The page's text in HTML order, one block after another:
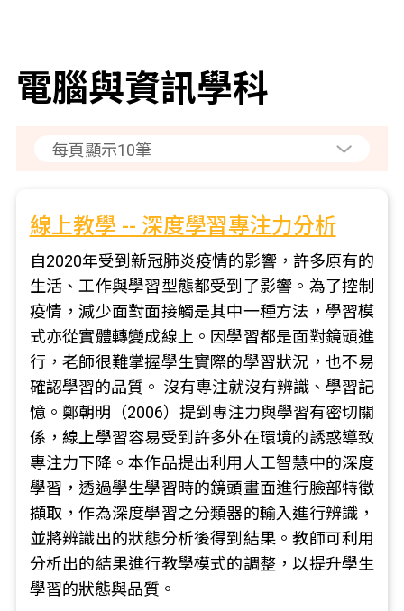
電腦與資訊學科
線上教學 -- 深度學習專注力分析
自2020年受到新冠肺炎疫情的影響，許多原有的
生活、工作與學習型態都受到了影響。為了控制
疫情，減少面對面接觸是其中一種方法，學習模
式亦從實體轉變成線上。因學習都是面對鏡頭進
行，老師很難掌握學生實際的學習狀況，也不易
確認學習的品質。 沒有專注就沒有辨識、學習記
憶。鄭朝明（2006）提到專注力與學習有密切關
係，線上學習容易受到許多外在環境的誘惑導致
專注力下降。本作品提出利用人工智慧中的深度
學習，透過學生學習時的鏡頭畫面進行臉部特徵
擷取，作為深度學習之分類器的輸入進行辨識，
並將辨識出的狀態分析後得到結果。教師可利用
分析出的結果進行教學模式的調整，以提升學生
學習的狀態與品質。